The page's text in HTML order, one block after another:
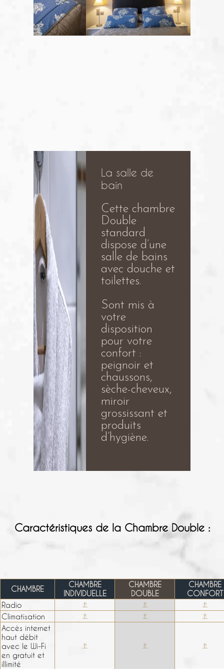
La salle de
bain
Cette chambre
Double
standard
dispose d’une
salle de bains
avec douche et
toilettes.
Sont mis à
votre
disposition
pour votre
confort :
peignoir et
chaussons,
sèche-cheveux,
miroir
grossissant et
produits
d’hygiène.
Caractéristiques de la Chambre Double :
CHAMBRE
CHAMBRE
INDIVIDUELLE
CHAMBRE
DOUBLE
CHAMBRE
CONFORT
Radio
Climatisation
Accès internet
haut débit
avec le Wi-Fi
en gratuit et
illimité